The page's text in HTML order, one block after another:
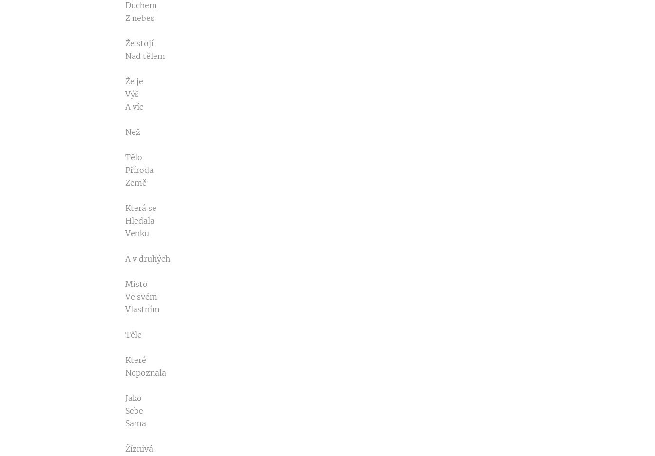
Duchem
Z nebes
Že stojí
Nad tělem
Že je
Výš
A víc
Než
Tělo
Příroda
Země
Která se
Hledala
Venku
A v druhých
Místo
Ve svém
Vlastním
Těle
Které
Nepoznala
Jako
Sebe
Sama
Žíznivá